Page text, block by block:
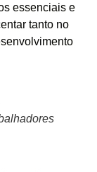
essenciais e
tanto no